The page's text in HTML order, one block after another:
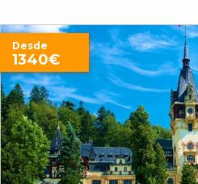
Desde
1340€